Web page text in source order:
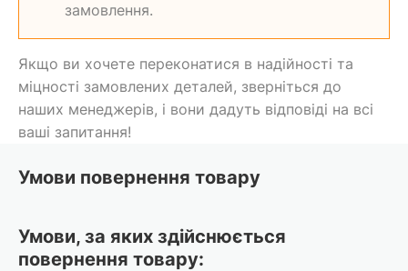
замовлення.
Якщо ви хочете переконатися в надійності та
міцності замовлених деталей, зверніться до
наших менеджерів, і вони дадуть відповіді на всі
ваші запитання!
Умови повернення товару
Умови, за яких здійснюється
повернення товару: